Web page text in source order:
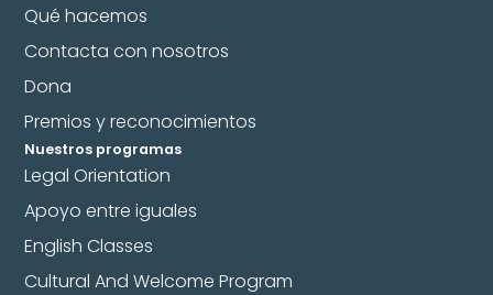
Qué hacemos
Contacta con nosotros
Dona
Premios y reconocimientos
Nuestros programas
Legal Orientation
Apoyo entre iguales
English Classes
Cultural And Welcome Program